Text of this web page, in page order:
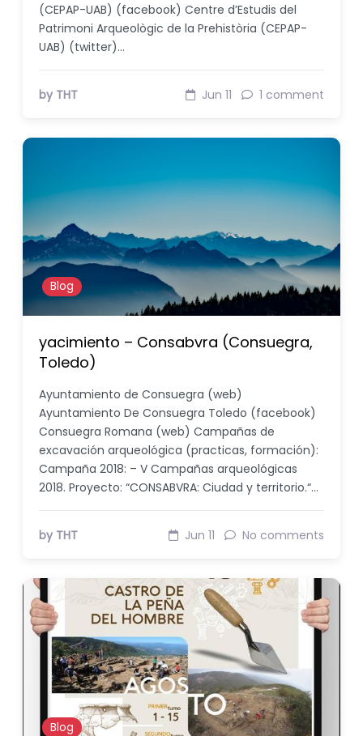
(CEPAP-UAB) (facebook) Centre d’Estudis del
Patrimoni Arqueològic de la Prehistòria (CEPAP-
UAB) (twitter)…
by THT Jun 11 1 comment
Blog
yacimiento – Consabvra (Consuegra,
Toledo)
Ayuntamiento de Consuegra (web)
Ayuntamiento De Consuegra Toledo (facebook)
Consuegra Romana (web) Campañas de
excavación arqueológica (practicas, formación):
Campaña 2018: – V Campañas arqueológicas
2018. Proyecto: “CONSABVRA: Ciudad y territorio.“…
by THT Jun 11 No comments
Blog